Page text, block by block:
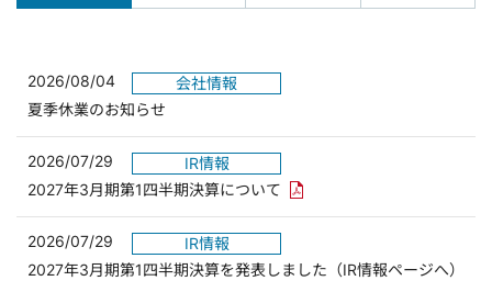
2026/08/04
会社情報
夏季休業のお知らせ
2026/07/29
IR情報
2027年3月期第1四半期決算について PDFリンクを新しいウィンド
2026/07/29
IR情報
2027年3月期第1四半期決算を発表しました（IR情報ページへ）